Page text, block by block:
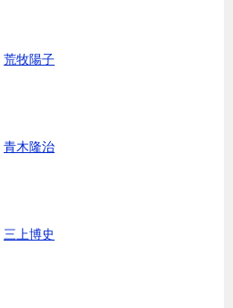
荒牧陽子
青木隆治
三上博史